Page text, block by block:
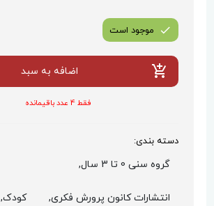
موجود است
اضافه به سبد
فقط 4 عدد باقیمانده
دسته بندی:
گروه سنی 0 تا 3 سال,
انتشارات کانون پرورش فکری, کودک,